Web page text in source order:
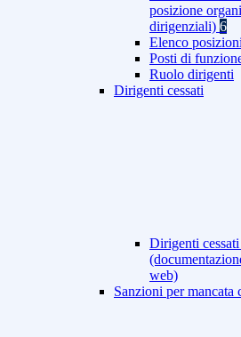
posizione
dirigenziali) 6
Elenco
Posti di
Ruolo dirigenti
Dirigenti cessati
Dirigenti
web)
Sanzioni per mancata